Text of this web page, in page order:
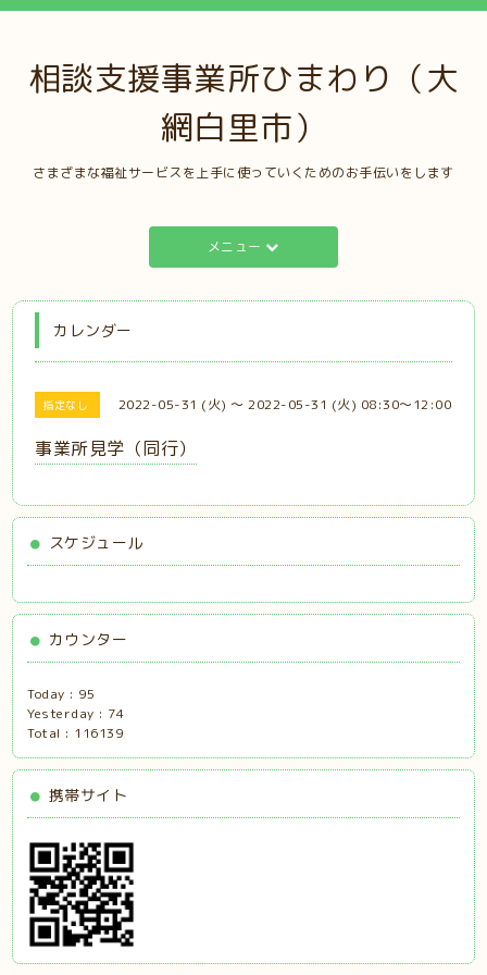
相談支援事業所ひまわり（大
網白里市）
さまざまな福祉サービスを上手に使っていくためのお手伝いをします
メニュー
カレンダー
指定なし 2022-05-31 (火) ～ 2022-05-31 (火) 08:30～12:00
事業所見学（同行）
スケジュール
カウンター
Today : 95
Yesterday : 74
Total : 116139
携帯サイト